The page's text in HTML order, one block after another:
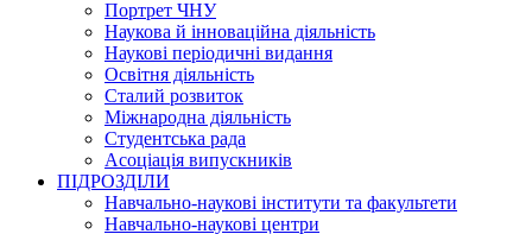
Портрет ЧНУ
Наукова й інноваційна діяльність
Наукові періодичні видання
Освітня діяльність
Сталий розвиток
Міжнародна діяльність
Студентська рада
Асоціація випускників
ПІДРОЗДІЛИ
Навчально-наукові інститути та факультети
Навчально-наукові центри